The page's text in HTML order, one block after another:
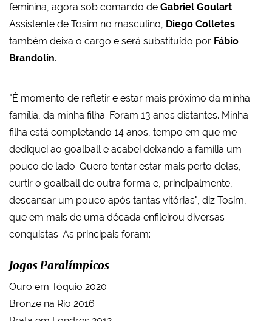
feminina, agora sob comando de Gabriel Goulart.
Assistente de Tosim no masculino, Diego Colletes
também deixa o cargo e será substituído por Fábio
Brandolin.
"É momento de refletir e estar mais próximo da minha
família, da minha filha. Foram 13 anos distantes. Minha
filha está completando 14 anos, tempo em que me
dediquei ao goalball e acabei deixando a família um
pouco de lado. Quero tentar estar mais perto delas,
curtir o goalball de outra forma e, principalmente,
descansar um pouco após tantas vitórias", diz Tosim,
que em mais de uma década enfileirou diversas
conquistas. As principais foram:
Jogos Paralímpicos
Ouro em Tóquio 2020
Bronze na Rio 2016